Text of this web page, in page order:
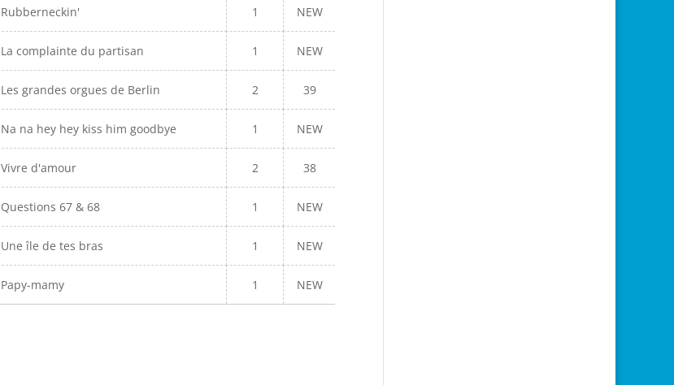
Rubberneckin' 1 NEW
La complainte du partisan 1 NEW
Les grandes orgues de Berlin 2 39
Na na hey hey kiss him goodbye 1 NEW
Vivre d'amour 2 38
Questions 67 & 68 1 NEW
Une île de tes bras 1 NEW
Papy-mamy 1 NEW